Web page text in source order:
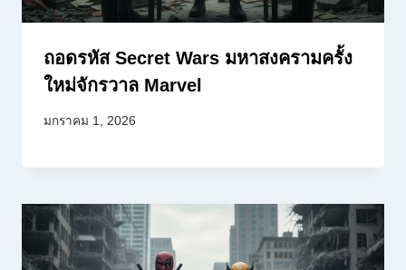
ถอดรหัส Secret Wars มหาสงครามครั้ง
ใหม่จักรวาล Marvel
มกราคม 1, 2026